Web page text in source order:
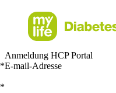
Anmeldung HCP Portal
*E-mail-Adresse
*